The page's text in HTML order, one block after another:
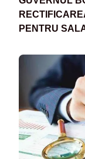
PENTRU